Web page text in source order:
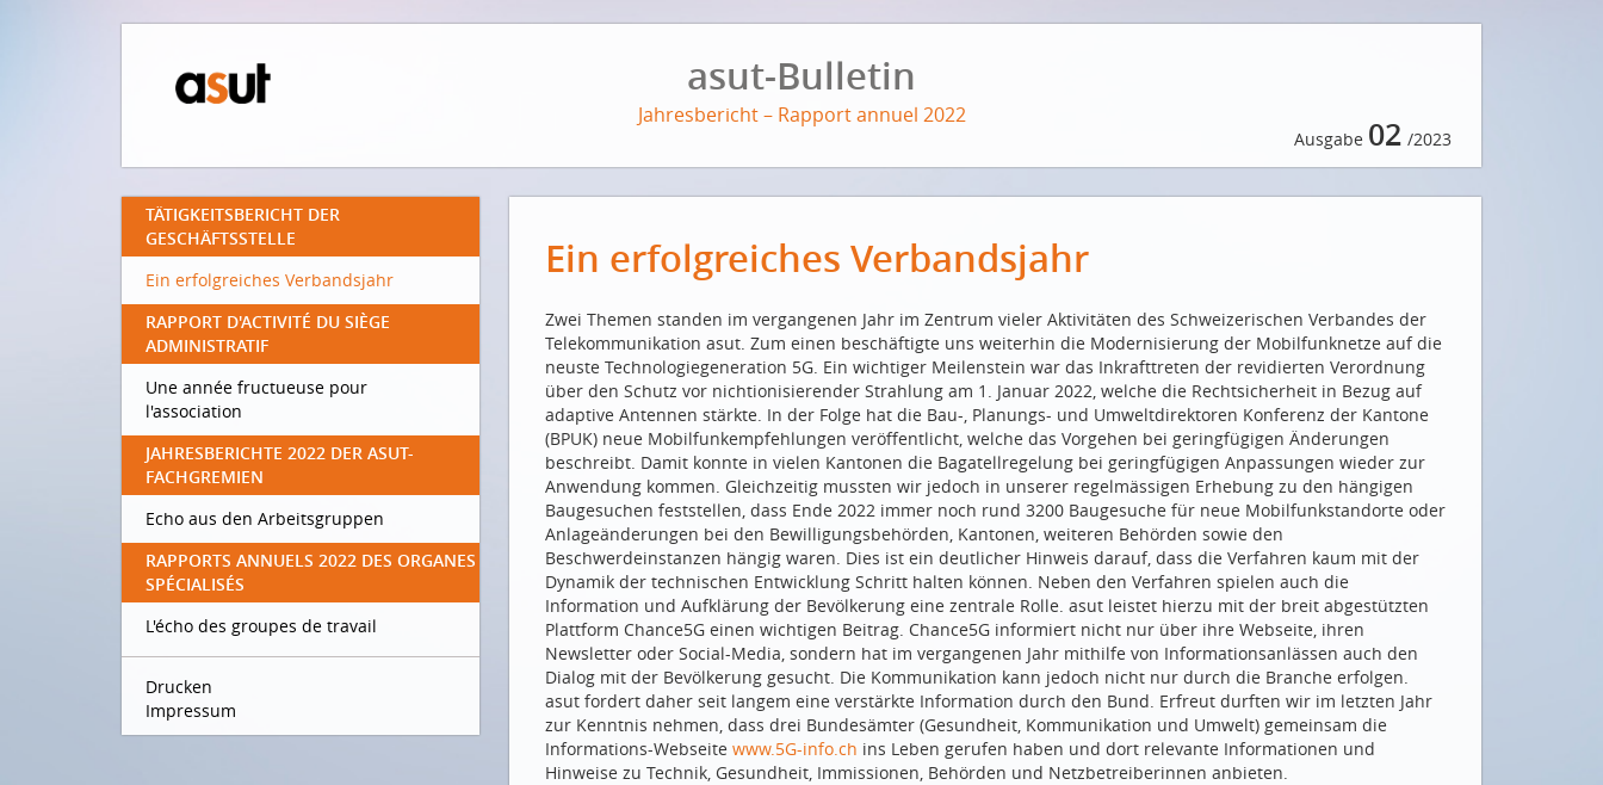
asut-Bulletin
Jahresbericht – Rapport annuel 2022
Ausgabe 02 /2023
TÄTIGKEITSBERICHT DER
GESCHÄFTSSTELLE
Ein erfolgreiches Verbandsjahr
RAPPORT D'ACTIVITÉ DU SIÈGE
ADMINISTRATIF
Une année fructueuse pour
l'association
JAHRESBERICHTE 2022 DER ASUT-
FACHGREMIEN
Echo aus den Arbeitsgruppen
RAPPORTS ANNUELS 2022 DES ORGANES
SPÉCIALISÉS
L'écho des groupes de travail
Drucken
Impressum
Ein erfolgreiches Verbandsjahr
Zwei Themen standen im vergangenen Jahr im Zentrum vieler Aktivitäten des Schweizerischen Verbandes der
Telekommunikation asut. Zum einen beschäftigte uns weiterhin die Modernisierung der Mobilfunknetze auf die
neuste Technologiegeneration 5G. Ein wichtiger Meilenstein war das Inkrafttreten der revidierten Verordnung
über den Schutz vor nichtionisierender Strahlung am 1. Januar 2022, welche die Rechtsicherheit in Bezug auf
adaptive Antennen stärkte. In der Folge hat die Bau-, Planungs- und Umweltdirektoren Konferenz der Kantone
(BPUK) neue Mobilfunkempfehlungen veröffentlicht, welche das Vorgehen bei geringfügigen Änderungen
beschreibt. Damit konnte in vielen Kantonen die Bagatellregelung bei geringfügigen Anpassungen wieder zur
Anwendung kommen. Gleichzeitig mussten wir jedoch in unserer regelmässigen Erhebung zu den hängigen
Baugesuchen feststellen, dass Ende 2022 immer noch rund 3200 Baugesuche für neue Mobilfunkstandorte oder
Anlageänderungen bei den Bewilligungsbehörden, Kantonen, weiteren Behörden sowie den
Beschwerdeinstanzen hängig waren. Dies ist ein deutlicher Hinweis darauf, dass die Verfahren kaum mit der
Dynamik der technischen Entwicklung Schritt halten können. Neben den Verfahren spielen auch die
Information und Aufklärung der Bevölkerung eine zentrale Rolle. asut leistet hierzu mit der breit abgestützten
Plattform Chance5G einen wichtigen Beitrag. Chance5G informiert nicht nur über ihre Webseite, ihren
Newsletter oder Social-Media, sondern hat im vergangenen Jahr mithilfe von Informationsanlässen auch den
Dialog mit der Bevölkerung gesucht. Die Kommunikation kann jedoch nicht nur durch die Branche erfolgen.
asut fordert daher seit langem eine verstärkte Information durch den Bund. Erfreut durften wir im letzten Jahr
zur Kenntnis nehmen, dass drei Bundesämter (Gesundheit, Kommunikation und Umwelt) gemeinsam die
Informations-Webseite www.5G-info.ch ins Leben gerufen haben und dort relevante Informationen und
Hinweise zu Technik, Gesundheit, Immissionen, Behörden und Netzbetreiberinnen anbieten.